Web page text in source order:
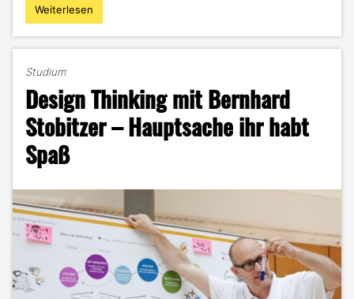
"THINK
NEW
innovativ
bist
du?"
Weiterlesen
Studium
Design Thinking mit Bernhard
Stobitzer – Hauptsache ihr habt
Spaß